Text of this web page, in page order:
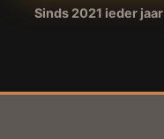
Sinds 2021 ieder